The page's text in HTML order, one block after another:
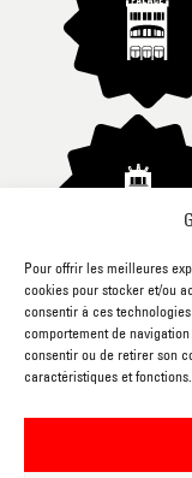
Pour offrir les meilleures
cookies pour stocker et/ou
consentir à ces
comportement de
consentir ou de retirer son
caractéristiques et fonctions.